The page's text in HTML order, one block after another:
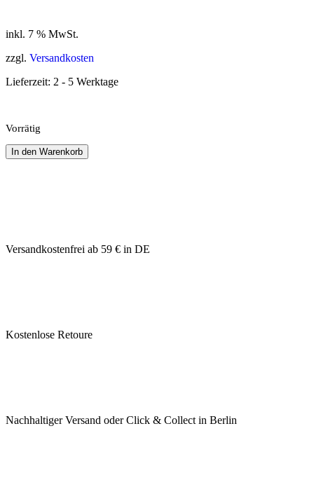
inkl. 7 % MwSt.
zzgl. Versandkosten
Lieferzeit: 2 - 5 Werktage
Vorrätig
In den Warenkorb
Versandkostenfrei ab 59 € in DE
Kostenlose Retoure
Nachhaltiger Versand oder Click & Collect in Berlin